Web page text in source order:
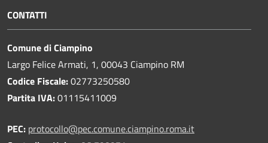
CONTATTI
Comune di Ciampino
Largo Felice Armati, 1, 00043 Ciampino RM
Codice Fiscale:02773250580
Partita IVA:01115411009
PEC: protocollo@pec.comune.ciampino.roma.it